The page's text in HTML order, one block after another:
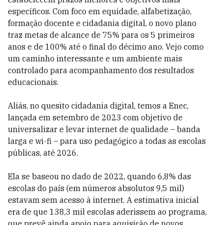
específicos. Com foco em equidade, alfabetização,
formação docente e cidadania digital, o novo plano
traz metas de alcance de 75% para os 5 primeiros
anos e de 100% até o final do décimo ano. Vejo como
um caminho interessante e um ambiente mais
controlado para acompanhamento dos resultados
educacionais.
Aliás, no quesito cidadania digital, temos a Enec,
lançada em setembro de 2023 com objetivo de
universalizar e levar internet de qualidade – banda
larga e wi-fi – para uso pedagógico a todas as escolas
públicas, até 2026.
Ela se baseou no dado de 2022, quando 6,8% das
escolas do país (em números absolutos 9,5 mil)
estavam sem acesso à internet. A estimativa inicial
era de que 138,3 mil escolas aderissem ao programa,